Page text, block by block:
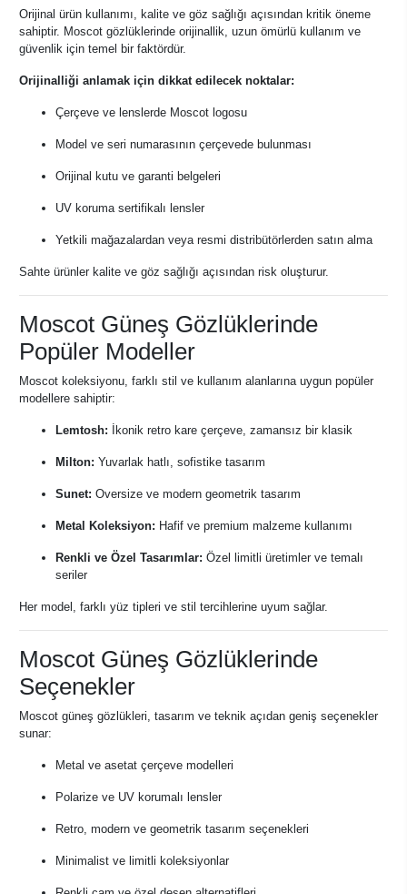
Orijinal ürün kullanımı, kalite ve göz sağlığı açısından kritik öneme
sahiptir. Moscot gözlüklerinde orijinallik, uzun ömürlü kullanım ve
güvenlik için temel bir faktördür.
Orijinalliği anlamak için dikkat edilecek noktalar:
Çerçeve ve lenslerde Moscot logosu
Model ve seri numarasının çerçevede bulunması
Orijinal kutu ve garanti belgeleri
UV koruma sertifikalı lensler
Yetkili mağazalardan veya resmi distribütörlerden satın alma
Sahte ürünler kalite ve göz sağlığı açısından risk oluşturur.
Moscot Güneş Gözlüklerinde
Popüler Modeller
Moscot koleksiyonu, farklı stil ve kullanım alanlarına uygun popüler
modellere sahiptir:
Lemtosh: İkonik retro kare çerçeve, zamansız bir klasik
Milton: Yuvarlak hatlı, sofistike tasarım
Sunet: Oversize ve modern geometrik tasarım
Metal Koleksiyon: Hafif ve premium malzeme kullanımı
Renkli ve Özel Tasarımlar: Özel limitli üretimler ve temalı
seriler
Her model, farklı yüz tipleri ve stil tercihlerine uyum sağlar.
Moscot Güneş Gözlüklerinde
Seçenekler
Moscot güneş gözlükleri, tasarım ve teknik açıdan geniş seçenekler
sunar:
Metal ve asetat çerçeve modelleri
Polarize ve UV korumalı lensler
Retro, modern ve geometrik tasarım seçenekleri
Minimalist ve limitli koleksiyonlar